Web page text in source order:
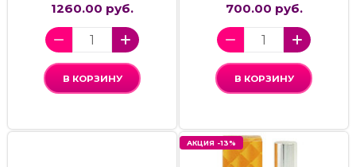
1260.00 руб.
В КОРЗИНУ
700.00 руб.
В КОРЗИНУ
АКЦИЯ -13%